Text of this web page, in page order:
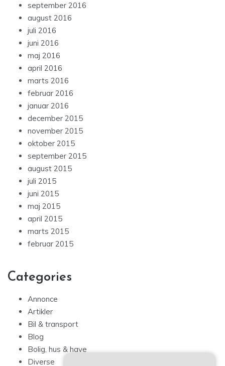
september 2016
august 2016
juli 2016
juni 2016
maj 2016
april 2016
marts 2016
februar 2016
januar 2016
december 2015
november 2015
oktober 2015
september 2015
august 2015
juli 2015
juni 2015
maj 2015
april 2015
marts 2015
februar 2015
Categories
Annonce
Artikler
Bil & transport
Blog
Bolig, hus & have
Diverse